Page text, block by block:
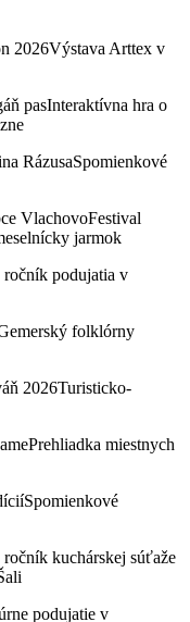
2026Výstava Arttex v
pasInteraktívna hra o
RázusaSpomienkové
VlachovoFestival
jarmok
ročník podujatia v
folklórny
2026Turisticko-
Prehliadka miestnych
Spomienkové
ročník kuchárskej súťaže
podujatie v